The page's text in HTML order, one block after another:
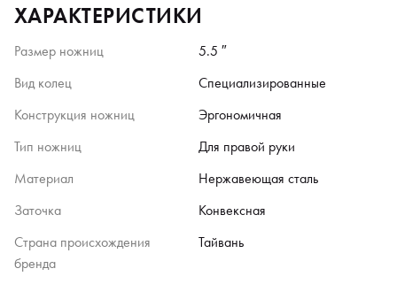
ХАРАКТЕРИСТИКИ
Размер ножниц
5.5 ″
Вид колец
Специализированные
Конструкция ножниц
Эргономичная
Тип ножниц
Для правой руки
Материал
Нержавеющая сталь
Заточка
Конвексная
Страна происхождения
бренда
Тайвань